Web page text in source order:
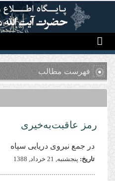
رفتن به محتوای اصلی
فهرست مطالب
رمز عاقبت‌به‌خیری
در جمع نیروی دریایی سپاه
تاریخ: پنجشنبه, 21 خرداد, 1388